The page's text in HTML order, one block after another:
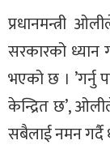
प्रधानमन्त्री
सरकारको ध्यान
भएको छ । ’गर्नु
केन्द्रित छ’,
सबैलाई नमन गर्दै